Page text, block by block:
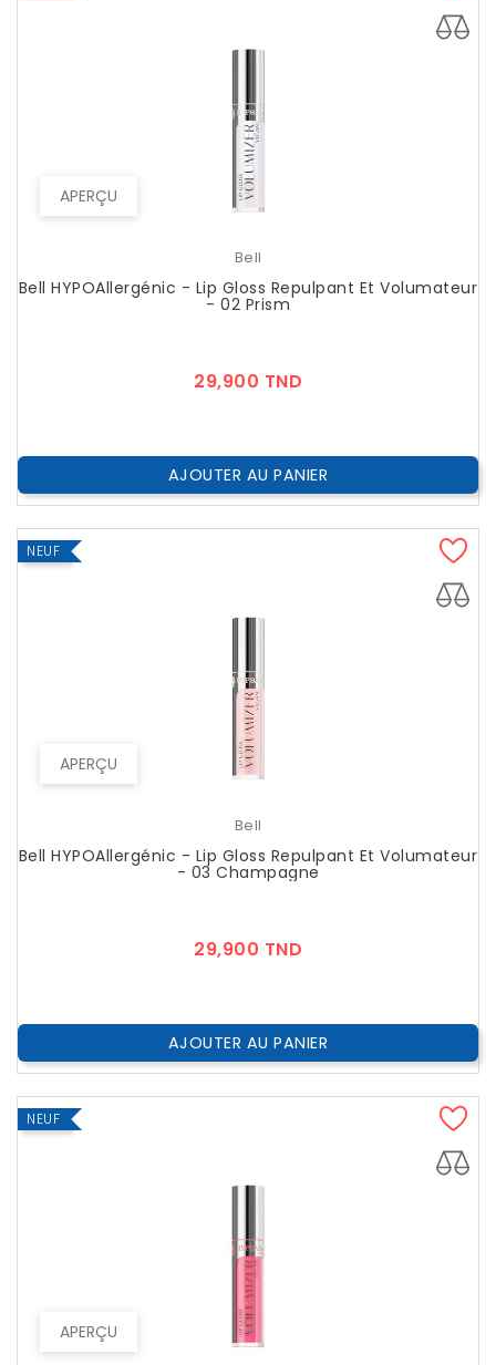
APERÇU
Bell
Bell HYPOAllergénic - Lip Gloss Repulpant Et Volumateur
- 02 Prism
29,900 TND
AJOUTER AU PANIER
APERÇU
NEUF
Bell
Bell HYPOAllergénic - Lip Gloss Repulpant Et Volumateur
- 03 Champagne
29,900 TND
AJOUTER AU PANIER
APERÇU
NEUF